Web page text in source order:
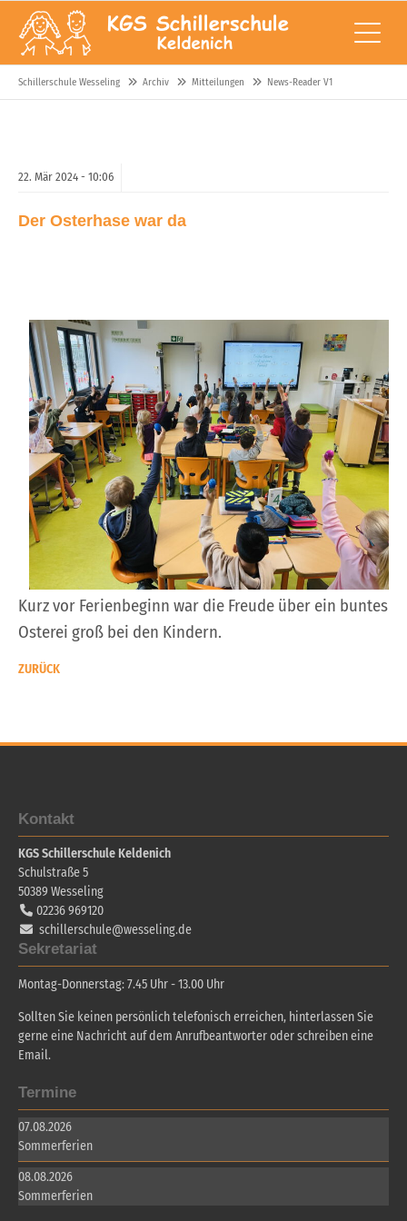
Schillerschule Wesseling Archiv Mitteilungen News-Reader V1
22. Mär 2024 - 10:06
Der Osterhase war da
Kurz vor Ferienbeginn war die Freude über ein buntes
Osterei groß bei den Kindern.
ZURÜCK
Kontakt
KGS Schillerschule Keldenich
Schulstraße 5
50389 Wesseling
02236 969120
schillerschule@wesseling.de
Sekretariat
Montag-Donnerstag: 7.45 Uhr - 13.00 Uhr
Sollten Sie keinen persönlich telefonisch erreichen, hinterlassen Sie
gerne eine Nachricht auf dem Anrufbeantworter oder schreiben eine
Email.
Termine
07.08.2026
Sommerferien
08.08.2026
Sommerferien